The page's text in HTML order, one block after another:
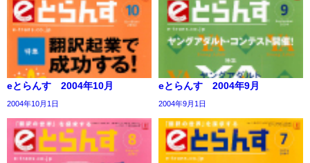
eとらんす 2004年10月
2004年10月1日
eとらんす 2004年9月
2004年9月1日